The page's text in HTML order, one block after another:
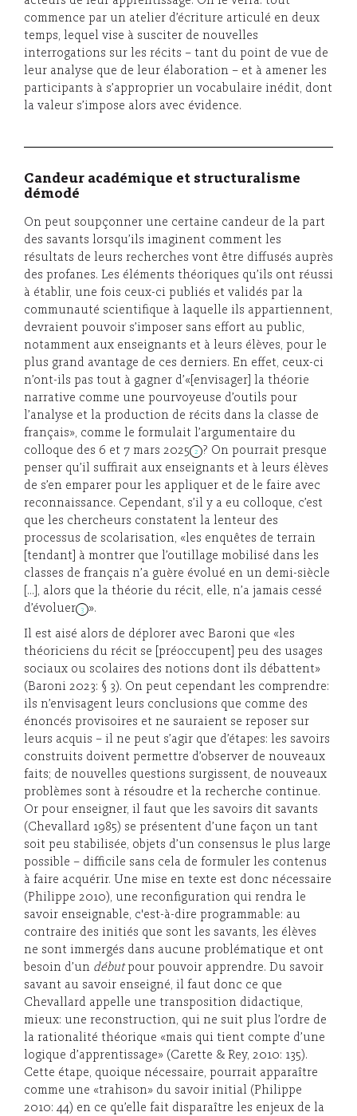
commence par un atelier d’écriture articulé en deux
temps, lequel vise à susciter de nouvelles
interrogations sur les récits – tant du point de vue de
leur analyse que de leur élaboration – et à amener les
participants à s’approprier un vocabulaire inédit, dont
la valeur s’impose alors avec évidence.
Candeur académique et structuralisme
démodé
On peut soupçonner une certaine candeur de la part
des savants lorsqu’ils imaginent comment les
résultats de leurs recherches vont être diffusés auprès
des profanes. Les éléments théoriques qu’ils ont réussi
à établir, une fois ceux-ci publiés et validés par la
communauté scientifique à laquelle ils appartiennent,
devraient pouvoir s’imposer sans effort au public,
notamment aux enseignants et à leurs élèves, pour le
plus grand avantage de ces derniers. En effet, ceux-ci
n’ont-ils pas tout à gagner d’«[envisager] la théorie
narrative comme une pourvoyeuse d’outils pour
l’analyse et la production de récits dans la classe de
français», comme le formulait l’argumentaire du
colloque des 6 et 7 mars 2025
2
? On pourrait presque
penser qu’il suffirait aux enseignants et à leurs élèves
de s’en emparer pour les appliquer et de le faire avec
reconnaissance. Cependant, s’il y a eu colloque, c’est
que les chercheurs constatent la lenteur des
processus de scolarisation, «les enquêtes de terrain
[tendant] à montrer que l’outillage mobilisé dans les
classes de français n’a guère évolué en un demi-siècle
[…], alors que la théorie du récit, elle, n’a jamais cessé
d’évoluer
3
».
Il est aisé alors de déplorer avec Baroni que «les
théoriciens du récit se [préoccupent] peu des usages
sociaux ou scolaires des notions dont ils débattent»
(Baroni 2023: § 3). On peut cependant les comprendre:
ils n’envisagent leurs conclusions que comme des
énoncés provisoires et ne sauraient se reposer sur
leurs acquis – il ne peut s’agir que d’étapes: les savoirs
construits doivent permettre d’observer de nouveaux
faits; de nouvelles questions surgissent, de nouveaux
problèmes sont à résoudre et la recherche continue.
Or pour enseigner, il faut que les savoirs dit savants
(Chevallard 1985) se présentent d’une façon un tant
soit peu stabilisée, objets d’un consensus le plus large
possible – difficile sans cela de formuler les contenus
à faire acquérir. Une mise en texte est donc nécessaire
(Philippe 2010), une reconfiguration qui rendra le
savoir enseignable, c'est-à-dire programmable: au
contraire des initiés que sont les savants, les élèves
ne sont immergés dans aucune problématique et ont
besoin d’un débutpour pouvoir apprendre. Du savoir
savant au savoir enseigné, il faut donc ce que
Chevallard appelle une transposition didactique,
mieux: une reconstruction, qui ne suit plus l’ordre de
la rationalité théorique «mais qui tient compte d’une
logique d’apprentissage» (Carette & Rey, 2010: 135).
Cette étape, quoique nécessaire, pourrait apparaître
comme une «trahison» du savoir initial (Philippe
2010: 44) en ce qu’elle fait disparaître les enjeux de la